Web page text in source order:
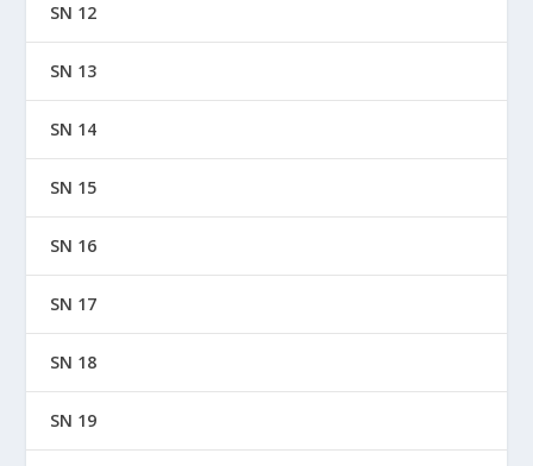
SN 12
SN 13
SN 14
SN 15
SN 16
SN 17
SN 18
SN 19